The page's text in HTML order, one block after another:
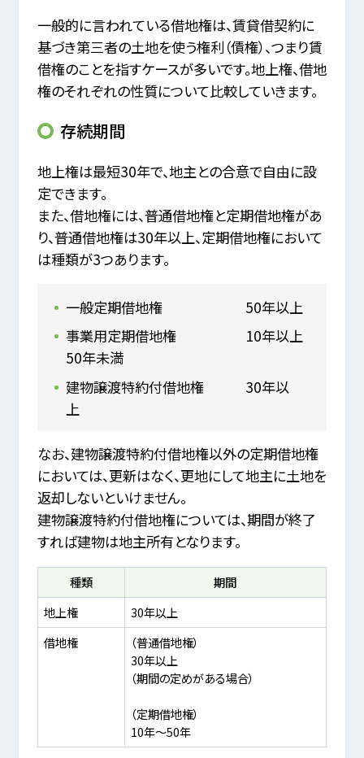
一般的に言われている借地権は、賃貸借契約に
基づき第三者の土地を使う権利（債権）、つまり賃
借権のことを指すケースが多いです。地上権、借地
権のそれぞれの性質について比較していきます。
存続期間
地上権は最短30年で、地主との合意で自由に設
定できます。
また、借地権には、普通借地権と定期借地権があ
り、普通借地権は30年以上、定期借地権において
は種類が3つあります。
一般定期借地権 50年以上
事業用定期借地権 10年以上
50年未満
建物譲渡特約付借地権 30年以
上
なお、建物譲渡特約付借地権以外の定期借地権
においては、更新はなく、更地にして地主に土地を
返却しないといけません。
建物譲渡特約付借地権については、期間が終了
すれば建物は地主所有となります。
種類
期間
地上権
30年以上
借地権
（普通借地権）
30年以上
（期間の定めがある場合）
（定期借地権）
10年～50年